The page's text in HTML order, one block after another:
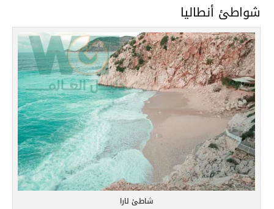
شواطئ أنطاليا
شاطئ لارا